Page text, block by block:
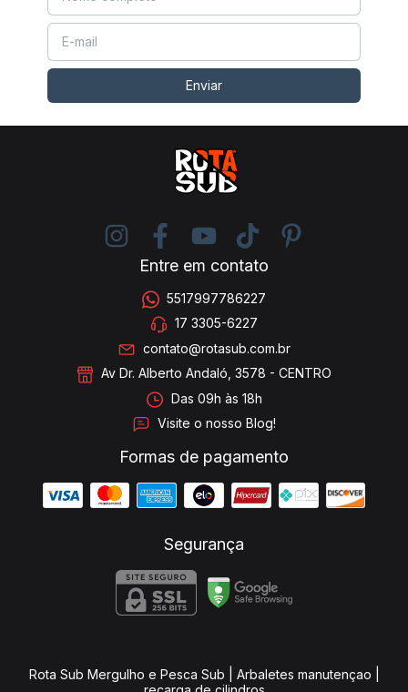
Entre em contato
5517997786227
17 3305-6227
contato@rotasub.com.br
Av Dr. Alberto Andaló, 3578 - CENTRO
Das 09h às 18h
Visite o nosso Blog!
Formas de pagamento
Segurança
Rota Sub Mergulho e Pesca Sub | Arbaletes manutençao |